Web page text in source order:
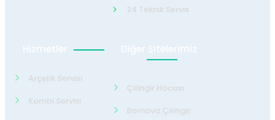
24 Teknik Servis
Hizmetler
Arçelik Servisi
Kombi Servisi
Diğer Sitelerimiz
Çilingir Hocası
Bornova Çilingir